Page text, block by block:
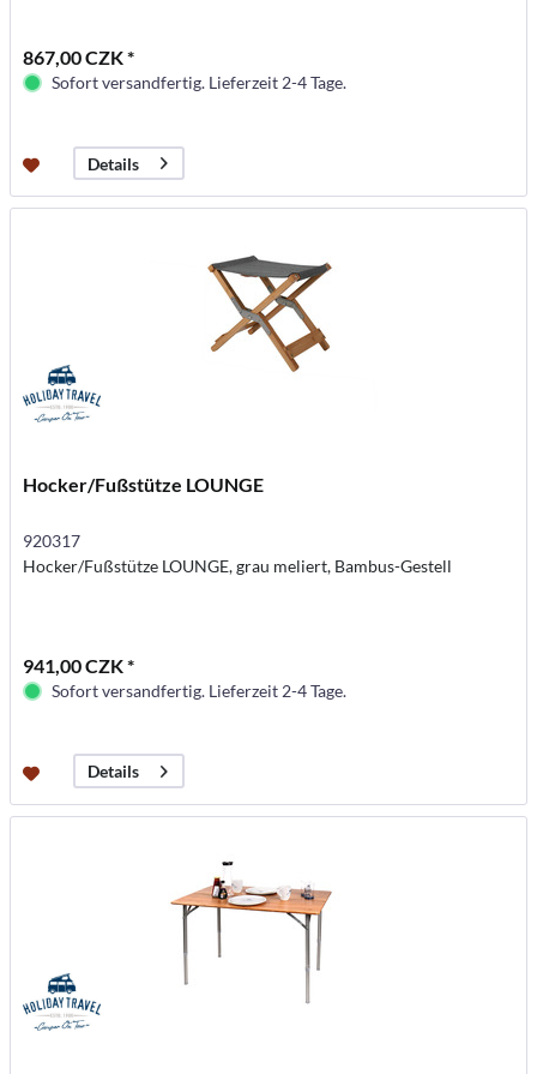
867,00 CZK *
Sofort versandfertig. Lieferzeit 2-4 Tage.
Details
Hocker/Fußstütze LOUNGE
920317
Hocker/Fußstütze LOUNGE, grau meliert, Bambus-Gestell
941,00 CZK *
Sofort versandfertig. Lieferzeit 2-4 Tage.
Details